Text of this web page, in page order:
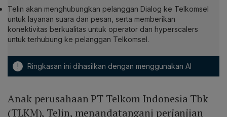
Telin akan menghubungkan pelanggan Dialog ke Telkomsel
untuk layanan suara dan pesan, serta memberikan
konektivitas berkualitas untuk operator dan hyperscalers
untuk terhubung ke pelanggan Telkomsel.
! Ringkasan ini dihasilkan dengan menggunakan AI
Anak perusahaan PT Telkom Indonesia Tbk
(TLKM), Telin, menandatangani perjanjian